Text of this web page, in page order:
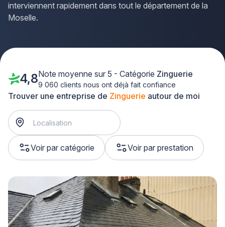
interviennent rapidement dans tout le département de la
Moselle.
Trouver une entreprise de Zinguerie autour de moi
Voir par catégorie Voir par prestation
4,8Note moyenne sur 5 - Catégorie Zinguerie
9 060 clients nous ont déjà fait confiance